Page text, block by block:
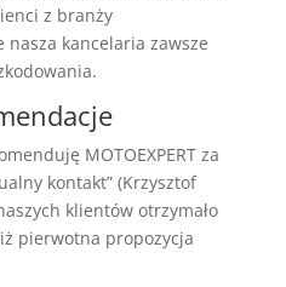
z branży
kancelaria zawsze
MOTOEXPERT za
kontakt” (Krzysztof
klientów otrzymało
pierwotna propozycja